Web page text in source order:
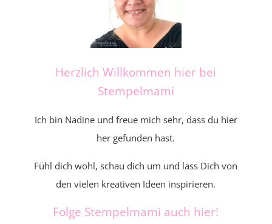
Herzlich Willkommen hier bei
Stempelmami
Ich bin Nadine und freue mich sehr, dass du hier
her gefunden hast.
Fühl dich wohl, schau dich um und lass Dich von
den vielen kreativen Ideen inspirieren.
Folge Stempelmami auch hier!